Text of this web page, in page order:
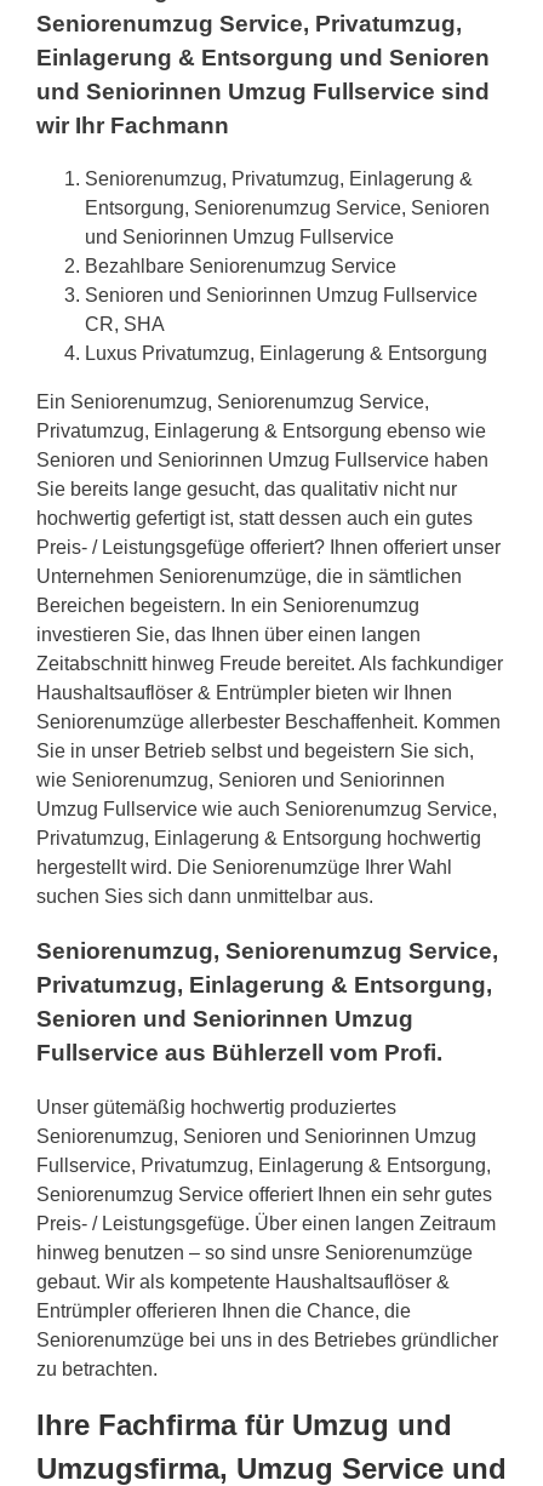
Seniorenumzug Service, Privatumzug,
Einlagerung & Entsorgung und Senioren
und Seniorinnen Umzug Fullservice sind
wir Ihr Fachmann
Seniorenumzug, Privatumzug, Einlagerung &
Entsorgung, Seniorenumzug Service, Senioren
und Seniorinnen Umzug Fullservice
Bezahlbare Seniorenumzug Service
Senioren und Seniorinnen Umzug Fullservice
CR, SHA
Luxus Privatumzug, Einlagerung & Entsorgung
Ein Seniorenumzug, Seniorenumzug Service,
Privatumzug, Einlagerung & Entsorgung ebenso wie
Senioren und Seniorinnen Umzug Fullservice haben
Sie bereits lange gesucht, das qualitativ nicht nur
hochwertig gefertigt ist, statt dessen auch ein gutes
Preis- / Leistungsgefüge offeriert? Ihnen offeriert unser
Unternehmen Seniorenumzüge, die in sämtlichen
Bereichen begeistern. In ein Seniorenumzug
investieren Sie, das Ihnen über einen langen
Zeitabschnitt hinweg Freude bereitet. Als fachkundiger
Haushaltsauflöser & Entrümpler bieten wir Ihnen
Seniorenumzüge allerbester Beschaffenheit. Kommen
Sie in unser Betrieb selbst und begeistern Sie sich,
wie Seniorenumzug, Senioren und Seniorinnen
Umzug Fullservice wie auch Seniorenumzug Service,
Privatumzug, Einlagerung & Entsorgung hochwertig
hergestellt wird. Die Seniorenumzüge Ihrer Wahl
suchen Sies sich dann unmittelbar aus.
Seniorenumzug, Seniorenumzug Service,
Privatumzug, Einlagerung & Entsorgung,
Senioren und Seniorinnen Umzug
Fullservice aus Bühlerzell vom Profi.
Unser gütemäßig hochwertig produziertes
Seniorenumzug, Senioren und Seniorinnen Umzug
Fullservice, Privatumzug, Einlagerung & Entsorgung,
Seniorenumzug Service offeriert Ihnen ein sehr gutes
Preis- / Leistungsgefüge. Über einen langen Zeitraum
hinweg benutzen – so sind unsre Seniorenumzüge
gebaut. Wir als kompetente Haushaltsauflöser &
Entrümpler offerieren Ihnen die Chance, die
Seniorenumzüge bei uns in des Betriebes gründlicher
zu betrachten.
Ihre Fachfirma für Umzug und
Umzugsfirma, Umzug Service und